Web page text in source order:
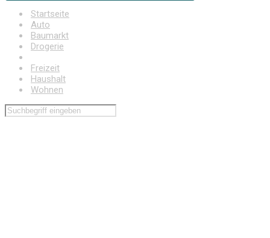
Startseite
Auto
Baumarkt
Drogerie
Freizeit
Haushalt
Wohnen